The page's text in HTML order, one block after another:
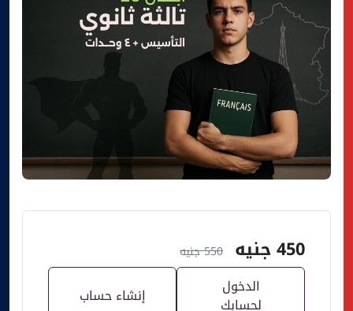
450جنيه 550جنيه
الدخول
لحسابك إنشاء حساب